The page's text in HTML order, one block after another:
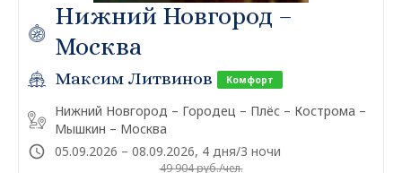
Нижний Новгород –
Москва
Максим Литвинов Комфорт
Нижний Новгород – Городец – Плёс – Кострома –
Мышкин – Москва
05.09.2026 – 08.09.2026, 4 дня/3 ночи
49 904 руб./чел.